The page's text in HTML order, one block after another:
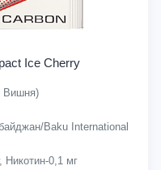
Ice Cherry
Вишня)
Baku International
Никотин-0,1 мг